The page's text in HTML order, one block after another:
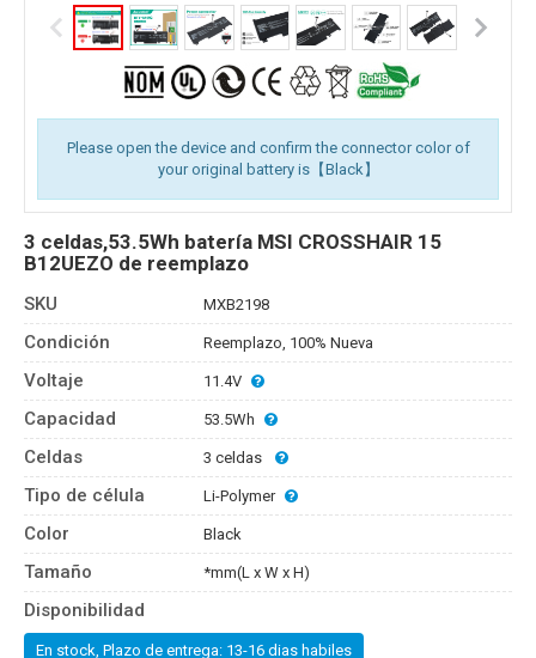
Please open the device and confirm the connector color of
your original battery is【Black】
3 celdas,53.5Wh batería MSI CROSSHAIR 15
B12UEZO de reemplazo
SKU MXB2198
Condición Reemplazo, 100% Nueva
Voltaje 11.4V
Capacidad 53.5Wh
Celdas 3 celdas
Tipo de célula Li-Polymer
Color Black
Tamaño *mm(L x W x H)
Disponibilidad
En stock, Plazo de entrega: 13-16 dias habiles